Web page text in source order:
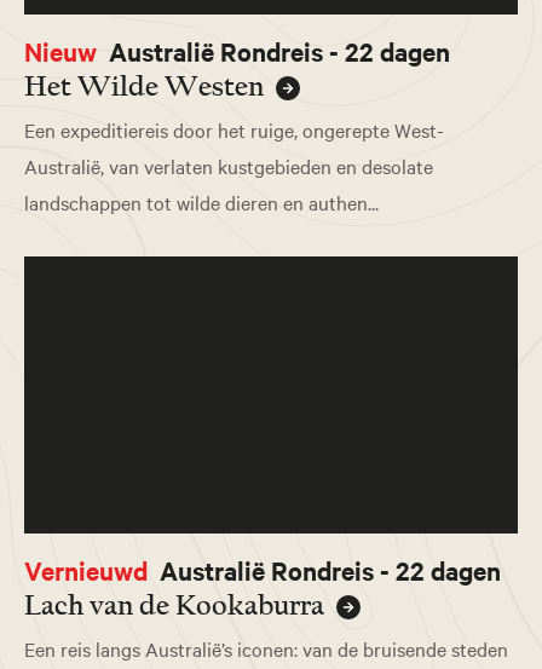
Nieuw Australië Rondreis - 22 dagen
Het Wilde Westen
Een expeditiereis door het ruige, ongerepte West-
Australië, van verlaten kustgebieden en desolate
landschappen tot wilde dieren en authen...
Vernieuwd Australië Rondreis - 22 dagen
Lach van de Kookaburra
Een reis langs Australië’s iconen: van de bruisende steden